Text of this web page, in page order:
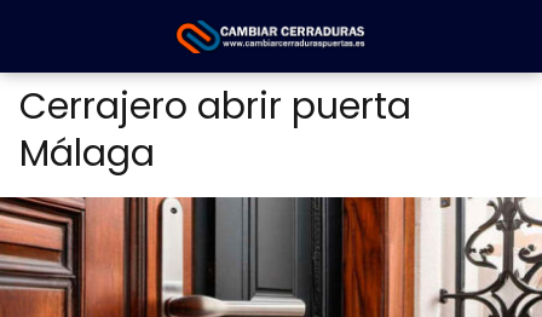
Cerrajero abrir puerta
Málaga